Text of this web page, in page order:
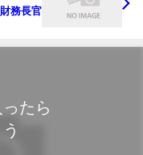
務長官
たら